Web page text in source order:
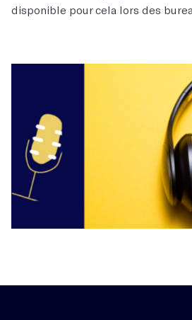
disponible pour cela lors des